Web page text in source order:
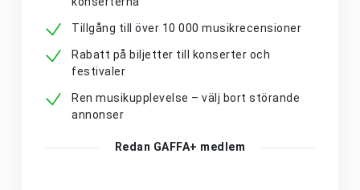
Tillgång till över 10 000 musikrecensioner
Rabatt på biljetter till konserter och
festivaler
Ren musikupplevelse – välj bort störande
annonser
Redan GAFFA+ medlem